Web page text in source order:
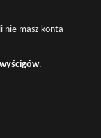
nie masz konta
.